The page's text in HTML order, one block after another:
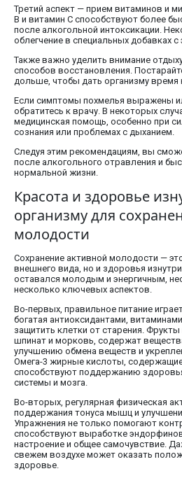
Третий аспект — прием витаминов и
B и витамин C способствуют более
после алкогольной интоксикации.
облегчение в специальных добавках с
Также важно уделить внимание
способов восстановления.
дольше, чтобы дать организму время
Если симптомы похмелья выражены
обратитесь к врачу. В некоторых
медицинская помощь, особенно при
сознания или проблемах с дыханием.
Следуя этим рекомендациям, вы
после алкогольного отравления и
нормальной жизни.
Красота и здоровье
организму для
молодости
Сохранение активной молодости —
внешнего вида, но и здоровья
оставался молодым и энергичным,
несколько ключевых аспектов.
Во-первых, правильное питание
богатая антиоксидантами,
защитить клетки от старения.
шпинат и морковь, содержат
улучшению обмена веществ и
Омега-3 жирные кислоты,
способствуют поддержанию
системы и мозга.
Во-вторых, регулярная физическая
поддержания тонуса мышц и
Упражнения не только помогают
способствуют выработке
настроение и общее самочувствие.
свежем воздухе может оказать
здоровье.